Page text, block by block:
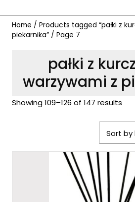
Home / Products tagged “pałki z
piekarnika” / Page 7
pałki z
warzywami z
Showing 109–126 of 147 results